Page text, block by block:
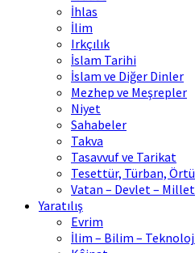
İhlas
İlim
Irkçılık
İslam Tarihi
İslam ve Diğer Dinler
Mezhep ve Meşrepler
Niyet
Sahabeler
Takva
Tasavvuf ve Tarikat
Tesettür, Türban,
Vatan – Devlet – Millet
Yaratılış
Evrim
İlim – Bilim –